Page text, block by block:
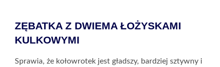
ZĘBATKA Z DWIEMA ŁOŻYSKAMI
KULKOWYMI
Sprawia, że kołowrotek jest gładszy, bardziej sztywny i